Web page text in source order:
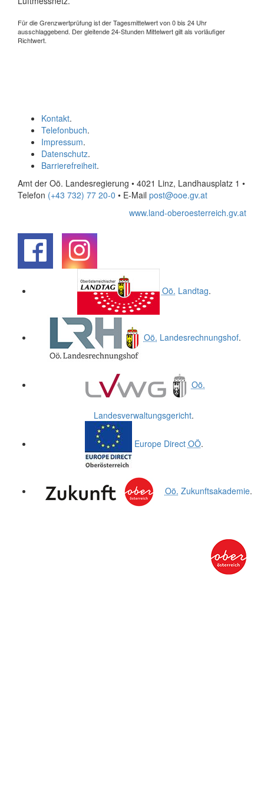
Für die Grenzwertprüfung ist der Tagesmittelwert von 0 bis 24 Uhr
ausschlaggebend. Der gleitende 24-Stunden Mittelwert gilt als vorläufiger
Richtwert.
Kontakt.
Telefonbuch.
Impressum.
Datenschutz.
Barrierefreiheit.
Amt der Oö. Landesregierung • 4021 Linz, Landhausplatz 1 •
Telefon (+43 732) 77 20-0 • E-Mail post@ooe.gv.at
www.land-oberoesterreich.gv.at
Oö. Landtag.
Oö. Landesrechnungshof.
Oö.
Landesverwaltungsgericht.
Europe Direct OÖ.
Oö. Zukunftsakademie.